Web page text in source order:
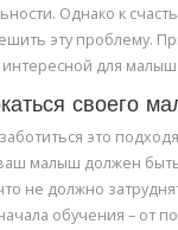
Однако к
эту проблему.
для
своего
это
малыш должен
не должно
обучения – от